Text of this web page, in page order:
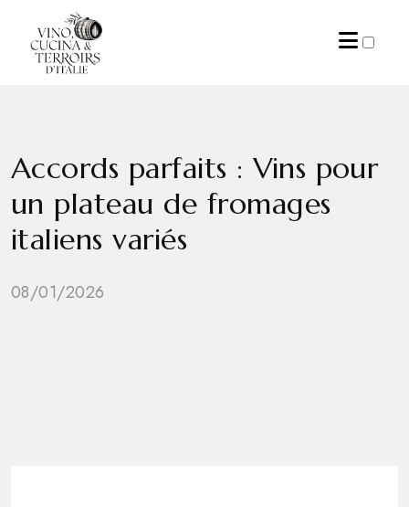
Accords parfaits : Vins pour
un plateau de fromages
italiens variés
08/01/2026